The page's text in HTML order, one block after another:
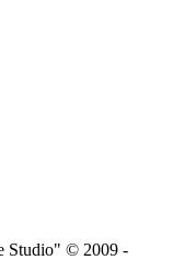
Studio" © 2009 -